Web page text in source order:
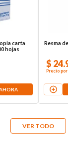
carta
hojas
Resma
$ 24.
Precio por
VER TODO